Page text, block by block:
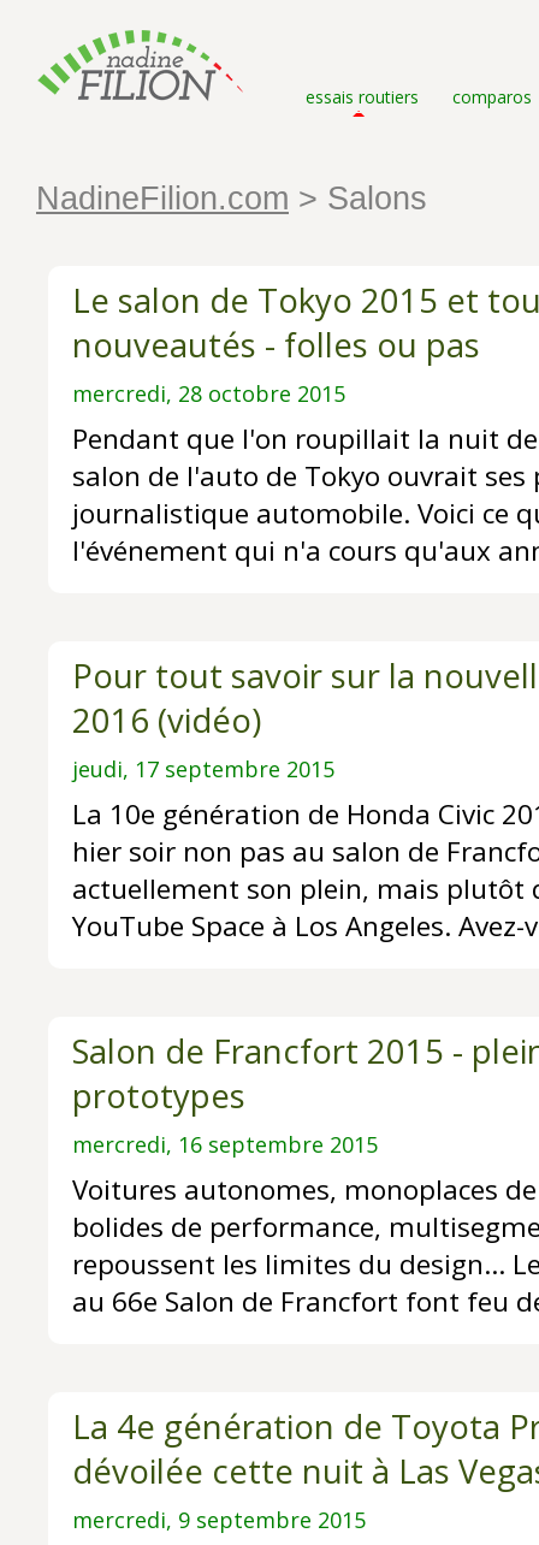
essais routiers comparos
NadineFilion.com > Salons
Le salon de Tokyo 2015 et
nouveautés - folles ou pas
mercredi, 28 octobre 2015
Pendant que l'on roupillait la nuit
salon de l'auto de Tokyo ouvrait
journalistique automobile. Voici ce
l'événement qui n'a cours qu'aux
Pour tout savoir sur la
2016 (vidéo)
jeudi, 17 septembre 2015
La 10e génération de Honda Civic
hier soir non pas au salon de
actuellement son plein, mais plutôt
YouTube Space à Los Angeles.
Salon de Francfort 2015 -
prototypes
mercredi, 16 septembre 2015
Voitures autonomes, monoplaces
bolides de performance,
repoussent les limites du design...
au 66e Salon de Francfort font feu
La 4e génération de Toyota
dévoilée cette nuit à Las
mercredi, 9 septembre 2015